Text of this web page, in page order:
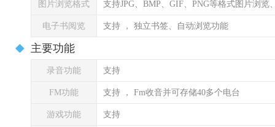
图片浏览格式 支持JPG、BMP、GIF、PNG等格式图片浏览
电子书阅览 支持 ， 独立书签、自动浏览功能
主要功能
录音功能 支持
FM功能 支持 ， Fm收音并可存储40多个电台
游戏功能 支持